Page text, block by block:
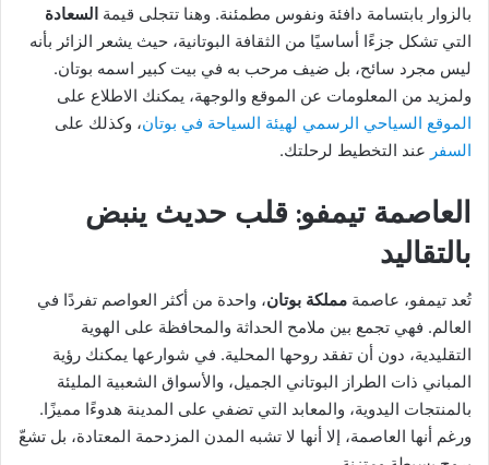
بالزوار بابتسامة دافئة ونفوس مطمئنة. وهنا تتجلى قيمة السعادة
التي تشكل جزءًا أساسيًا من الثقافة البوتانية، حيث يشعر الزائر بأنه
ليس مجرد سائح، بل ضيف مرحب به في بيت كبير اسمه بوتان.
ولمزيد من المعلومات عن الموقع والوجهة، يمكنك الاطلاع على
الموقع السياحي الرسمي لهيئة السياحة في بوتان، وكذلك على
السفر عند التخطيط لرحلتك.
العاصمة تيمفو: قلب حديث ينبض
بالتقاليد
تُعد تيمفو، عاصمة مملكة بوتان، واحدة من أكثر العواصم تفردًا في
العالم. فهي تجمع بين ملامح الحداثة والمحافظة على الهوية
التقليدية، دون أن تفقد روحها المحلية. في شوارعها يمكنك رؤية
المباني ذات الطراز البوتاني الجميل، والأسواق الشعبية المليئة
بالمنتجات اليدوية، والمعابد التي تضفي على المدينة هدوءًا مميزًا.
ورغم أنها العاصمة، إلا أنها لا تشبه المدن المزدحمة المعتادة، بل تشعّ